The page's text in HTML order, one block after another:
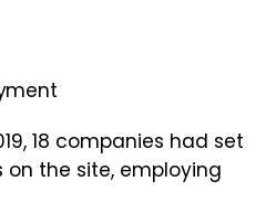
18 companies had set
on the site, employing